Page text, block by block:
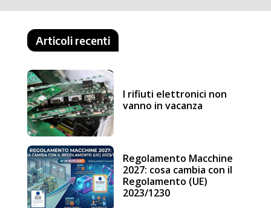
Articoli recenti
I rifiuti elettronici non
vanno in vacanza
Regolamento Macchine
2027: cosa cambia con il
Regolamento (UE)
2023/1230